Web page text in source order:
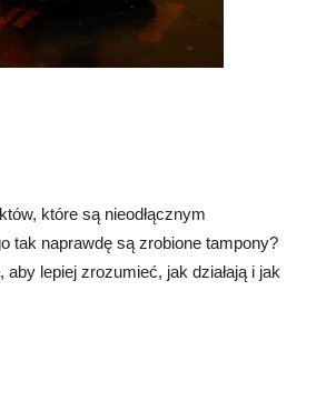
które są nieodłącznym
tak naprawdę są zrobione tampony?
lepiej zrozumieć, jak działają i jak